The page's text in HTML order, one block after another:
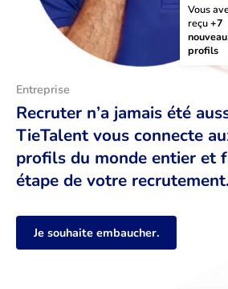
Vous
reçu +7
profils
Entreprise
Recruter n’a jamais été
TieTalent vous connecte
profils du monde entier et
étape de votre recrutement.
Je souhaite embaucher.